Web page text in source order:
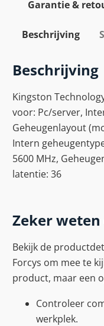
Garantie &
Beschrijving
Beschrijving
Kingston
voor: Pc/server,
Geheugenlayout
Intern
5600 MHz,
latentie: 36
Zeker
Bekijk de
Forcys om mee te
product, maar een
Controleer
werkplek.